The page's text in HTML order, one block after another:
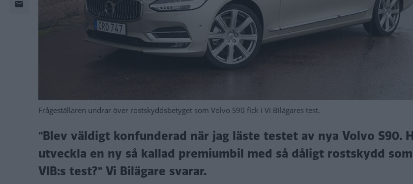
Frågeställaren undrar över rostskyddsbetyget som Volvo S90 fick i Vi Bilägares test.
"Blev väldigt konfunderad när jag läste testet av nya Volvo S90.
utveckla en ny så kallad premiumbil med så dåligt rostskydd
VIB:s test?" Vi Bilägare svarar.